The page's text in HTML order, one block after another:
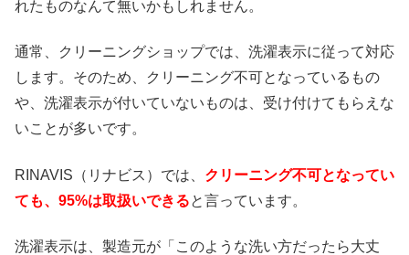
れたものなんて無いかもしれません。
通常、クリーニングショップでは、洗濯表示に従って対応
します。そのため、クリーニング不可となっているもの
や、洗濯表示が付いていないものは、受け付けてもらえな
いことが多いです。
RINAVIS（リナビス）では、 クリーニング不可となってい
ても、95%は取扱いできると言っています。
洗濯表示は、製造元が「このような洗い方だったら大丈